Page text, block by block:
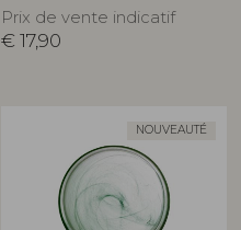
Prix de vente indicatif
€ 17,90
NOUVEAUTÉ